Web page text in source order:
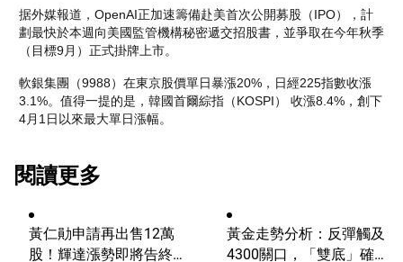
据外媒報道，OpenAI正加速籌備赴美首次公開募股（IPO），計
劃最快於本週向美國監管機構秘密遞交招股書，並爭取在今年秋季
（目標9月）正式掛牌上市。
軟銀集團（9988）在東京股價單日暴漲20%，日經225指數收漲
3.1%。值得一提的是，韓國首爾綜指（KOSPI） 收漲8.4%，創下
4月1日以來最大單日漲幅。
閱讀更多
黃仁勛申請再出售12萬
股！輝達漲勢即將告終？
黃金走勢分析：反彈觸及
4300關口，「雙底」確立